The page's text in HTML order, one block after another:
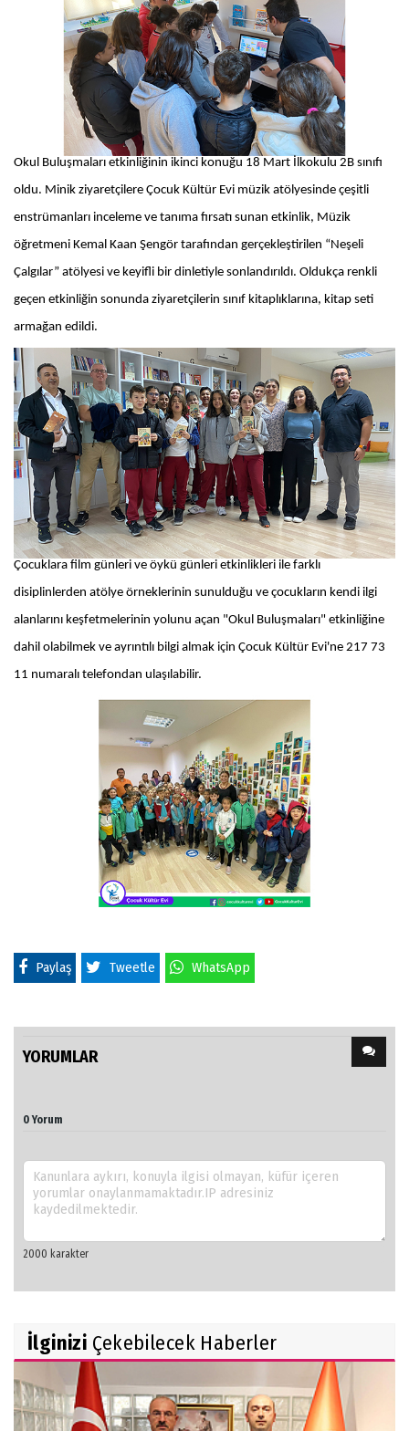
Okul Buluşmaları etkinliğinin ikinci konuğu 18 Mart İlkokulu 2B sınıfı
oldu. Minik ziyaretçilere Çocuk Kültür Evi müzik atölyesinde çeşitli
enstrümanları inceleme ve tanıma fırsatı sunan etkinlik, Müzik
öğretmeni Kemal Kaan Şengör tarafından gerçekleştirilen “Neşeli
Çalgılar” atölyesi ve keyifli bir dinletiyle sonlandırıldı. Oldukça renkli
geçen etkinliğin sonunda ziyaretçilerin sınıf kitaplıklarına, kitap seti
armağan edildi.
Çocuklara film günleri ve öykü günleri etkinlikleri ile farklı
disiplinlerden atölye örneklerinin sunulduğu ve çocukların kendi ilgi
alanlarını keşfetmelerinin yolunu açan "Okul Buluşmaları" etkinliğine
dahil olabilmek ve ayrıntılı bilgi almak için Çocuk Kültür Evi'ne 217 73
11 numaralı telefondan ulaşılabilir.
Paylaş Tweetle WhatsApp
YORUMLAR
0 Yorum
İlginizi Çekebilecek Haberler